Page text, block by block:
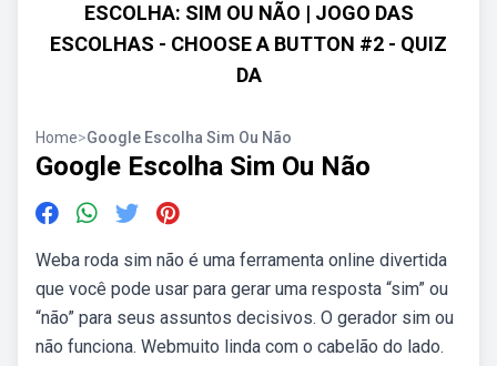
ESCOLHA: SIM OU NÃO | JOGO DAS
ESCOLHAS - CHOOSE A BUTTON #2 - QUIZ
DA
Home>Google Escolha Sim Ou Não
Google Escolha Sim Ou Não
Weba roda sim não é uma ferramenta online divertida
que você pode usar para gerar uma resposta “sim” ou
“não” para seus assuntos decisivos. O gerador sim ou
não funciona. Webmuito linda com o cabelão do lado.